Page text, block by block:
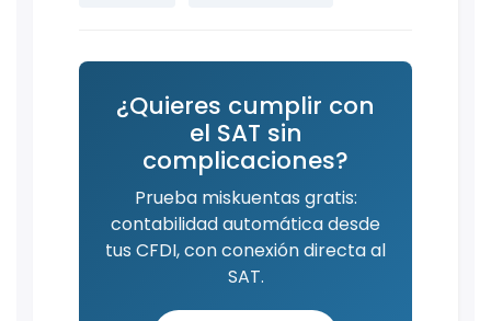
¿Quieres cumplir con
el SAT sin
complicaciones?
Prueba miskuentas gratis:
contabilidad automática desde
tus CFDI, con conexión directa al
SAT.